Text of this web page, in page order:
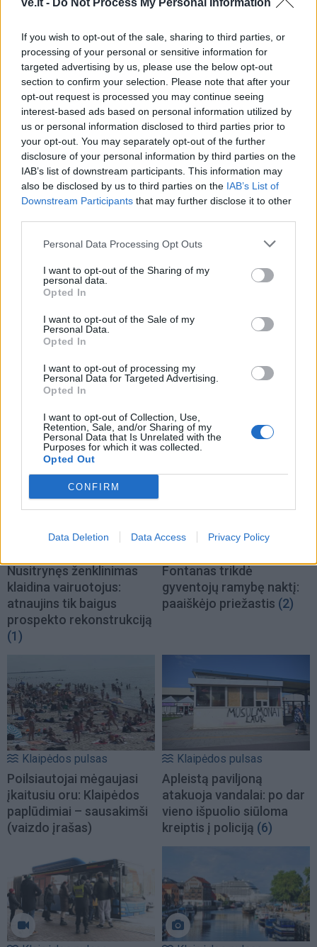
ve.lt - Do Not Process My Personal Information
If you wish to opt-out of the sale, sharing to third parties, or
processing of your personal or sensitive information for
targeted advertising by us, please use the below opt-out
section to confirm your selection. Please note that after your
opt-out request is processed you may continue seeing
interest-based ads based on personal information utilized by
us or personal information disclosed to third parties prior to
your opt-out. You may separately opt-out of the further
disclosure of your personal information by third parties on the
IAB’s list of downstream participants. This information may
also be disclosed by us to third parties on the IAB’s List of
Downstream Participants that may further disclose it to other
Personal Data Processing Opt Outs
I want to opt-out of the Sharing of my
personal data.
Opted In
I want to opt-out of the Sale of my
Personal Data.
Opted In
I want to opt-out of processing my
Personal Data for Targeted Advertising.
Opted In
I want to opt-out of Collection, Use,
Retention, Sale, and/or Sharing of my
Personal Data that Is Unrelated with the
Purposes for which it was collected.
Opted Out
CONFIRM
Data Deletion Data Access Privacy Policy
Sutinku sutaisyklėmis
This site is protected by
reCAPTCHA and the Google
Privacy Policy and
Terms of
Service apply.
TAIP PAT SKAITYKITE
Nusitrynęs ženklinimas
klaidina vairuotojus:
atnaujins tik baigus
prospekto rekonstrukciją
(1)
Fontanas trikdė
gyventojų ramybę naktį:
paaiškėjo priežastis (2)
Klaipėdos pulsas
Poilsiautojai mėgaujasi
įkaitusiu oru: Klaipėdos
paplūdimiai – sausakimši
(vaizdo įrašas)
Klaipėdos pulsas
Apleistą paviljoną
atakuoja vandalai: po dar
vieno išpuolio siūloma
kreiptis į policiją (6)